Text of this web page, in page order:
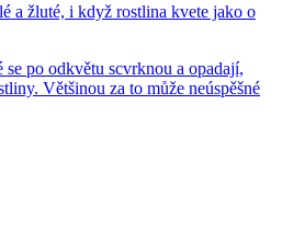
a žluté, i když rostlina kvete jako o
po odkvětu scvrknou a opadají,
Většinou za to může neúspěšné